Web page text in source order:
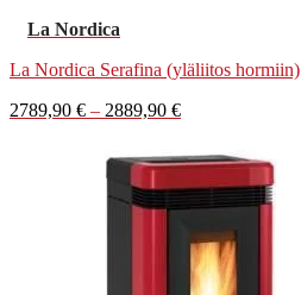
La Nordica
La Nordica Serafina (yläliitos hormiin)
2789,90 € – 2889,90 €Hintaluokka:
-
2889,90 €